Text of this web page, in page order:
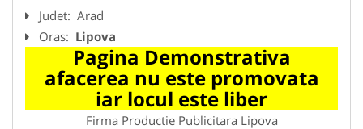
Judet: Arad
Oras: Lipova
Pagina Demonstrativa
afacerea nu este promovata
iar locul este liber
Firma Productie Publicitara Lipova